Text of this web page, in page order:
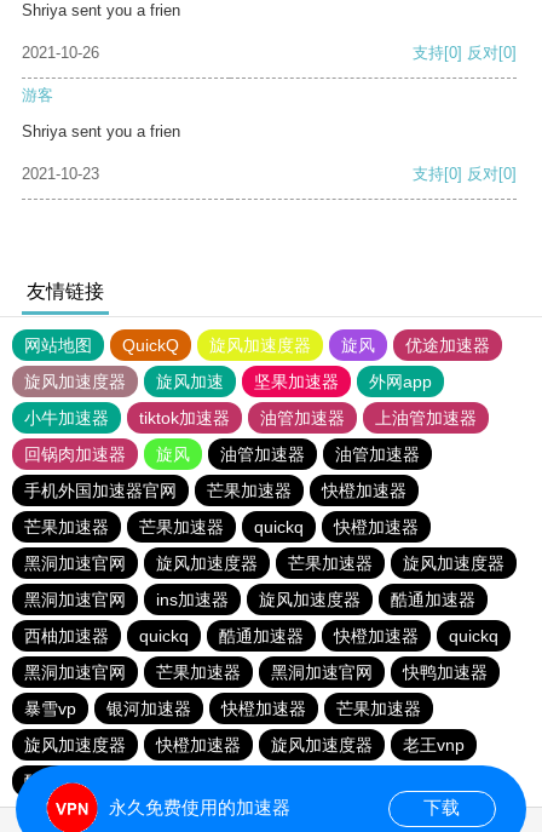
Shriya sent you a frien
2021-10-26 支持[0] 反对[0]
游客
Shriya sent you a frien
2021-10-23 支持[0] 反对[0]
友情链接
网站地图 QuickQ 旋风加速度器 旋风
优途加速器
旋风加速度器
旋风加速 坚果加速器
外网app
小牛加速器
tiktok加速器 油管加速器
上油管加速器
回锅肉加速器
旋风 油管加速器
油管加速器
手机外国加速器官网
芒果加速器
快橙加速器
芒果加速器
芒果加速器 quickq
快橙加速器
黑洞加速官网
旋风加速度器 芒果加速器
旋风加速度器
黑洞加速官网
ins加速器 旋风加速度器
酷通加速器
西柚加速器
quickq 酷通加速器 快橙加速器
quickq
黑洞加速官网
芒果加速器 黑洞加速官网
快鸭加速器
暴雪vp
银河加速器 快橙加速器
芒果加速器
旋风加速度器
快橙加速器 旋风加速度器
老王vnp
酷通加速器
永久免费使用的加速器 下载